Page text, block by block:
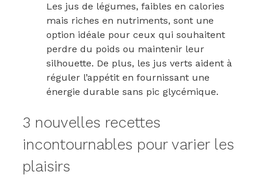
Les jus de légumes, faibles en calories
mais riches en nutriments, sont une
option idéale pour ceux qui souhaitent
perdre du poids ou maintenir leur
silhouette. De plus, les jus verts aident à
réguler l’appétit en fournissant une
énergie durable sans pic glycémique.
3 nouvelles recettes
incontournables pour varier les
plaisirs